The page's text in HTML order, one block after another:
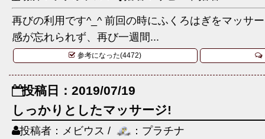
再びの利用です^_^ 前回の時にふくろはぎをマッサ
感が忘れられず、再び一週間...
参考になった(4472)
投稿日：2019/07/19
しっかりとしたマッサージ!
投稿者：メビウス /
：プラチナ